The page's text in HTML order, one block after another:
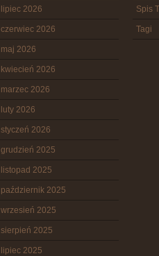
lipiec 2026
czerwiec 2026
maj 2026
kwiecień 2026
marzec 2026
luty 2026
styczeń 2026
grudzień 2025
listopad 2025
październik 2025
wrzesień 2025
sierpień 2025
lipiec 2025
Spis
Tagi